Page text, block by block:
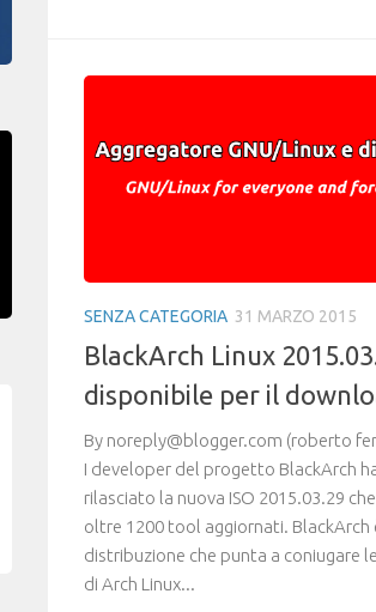
SENZA CATEGORIA 31 MARZO 2015
BlackArch Linux
disponibile per il
By noreply@blogger.com (roberto
I developer del progetto BlackArch
rilasciato la nuova ISO 2015.03.29
oltre 1200 tool aggiornati. BlackArch
distribuzione che punta a coniugare
di Arch Linux...